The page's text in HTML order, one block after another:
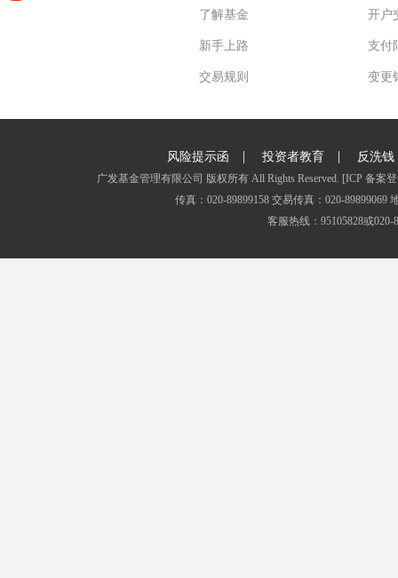
了解基金
新手上路
交易规则
开户
支付
变更
风险提示函 | 投资者教育 | 反洗钱
广发基金管理有限公司 版权所有 All Rights Reserved. [ICP 备案
传真：020-89899158 交易传真：020-
客服热线：95105828或020-